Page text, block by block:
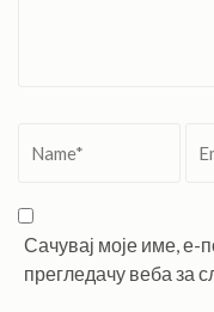
Сачувај моје име, е-
прегледачу веба за